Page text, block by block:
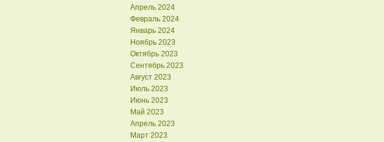
Апрель 2024
Февраль 2024
Январь 2024
Ноябрь 2023
Октябрь 2023
Сентябрь 2023
Август 2023
Июль 2023
Июнь 2023
Май 2023
Апрель 2023
Март 2023